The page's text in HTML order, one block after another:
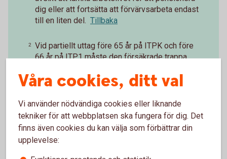
dig eller att fortsätta att förvärvsarbeta endast
till en liten del. Tillbaka
2
Vid partiellt uttag före 65 år på ITPK och före
66 år på ITP1 måste den försäkrade trappa
som det partiella uttaget.
Tillbaka
Paus i pågående
Våra cookies, ditt val
Vi använder nödvändiga cookies eller liknande
tekniker för att webbplatsen ska fungera för dig. Det
finns även cookies du kan välja som förbättrar din
upplevelse: